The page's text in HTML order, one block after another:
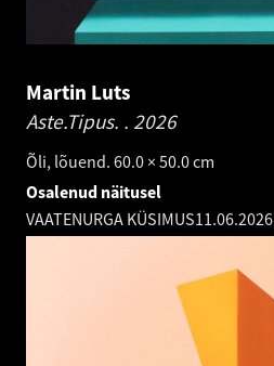
Martin Luts
Aste.Tipus. . 2026
Õli, lõuend. 60.0 × 50.0 cm
Osalenud näitusel
VAATENURGA KÜSIMUS11.06.2026